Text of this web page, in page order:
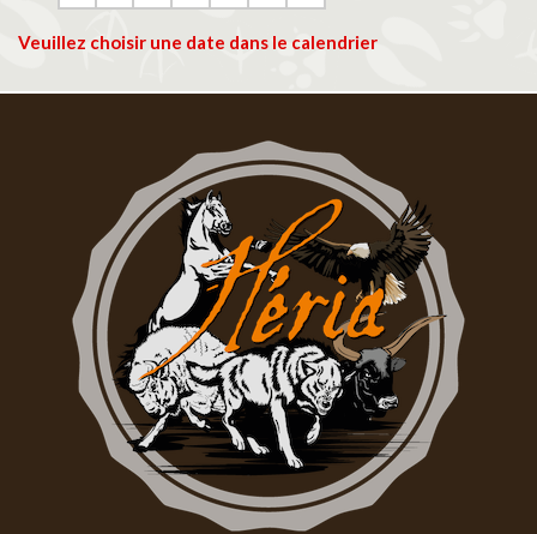
Veuillez choisir une date dans le calendrier